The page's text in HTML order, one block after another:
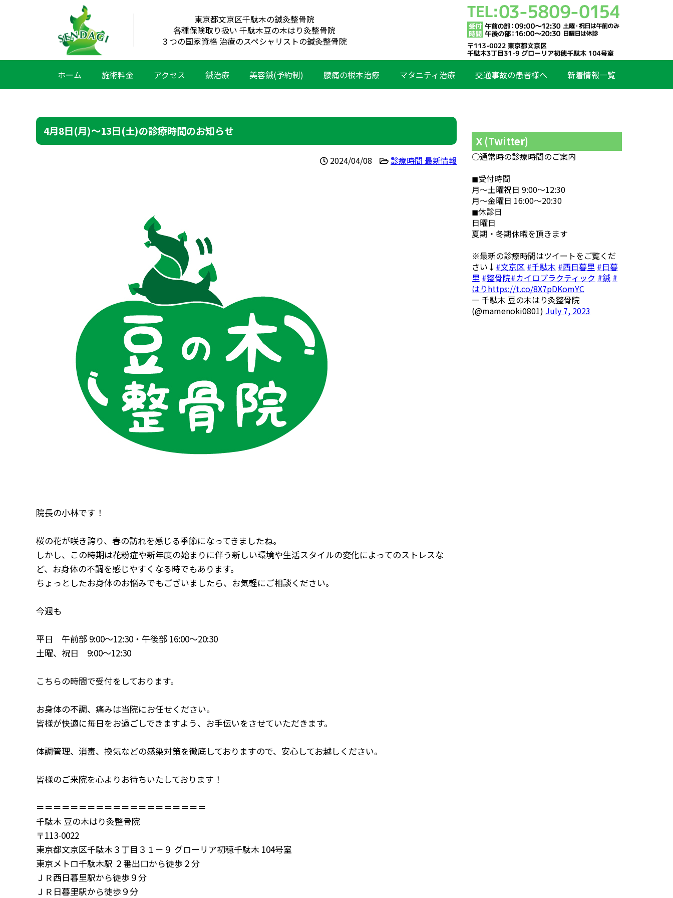
東京都文京区千駄木の鍼灸整骨院
各種保険取り扱い 千駄木豆の木はり灸整骨院
３つの国家資格 治療のスペシャリストの鍼灸整骨院
ホーム 施術料金 アクセス 鍼治療 美容鍼(予約制) 腰痛の根本治療 マタニティ治療 交通事故の患者様へ 新着情報一覧
4月8日(月)〜13日(土)の診療時間のお知らせ
2024/04/08 診療時間 最新情報
院長の小林です！
桜の花が咲き誇り、春の訪れを感じる季節になってきましたね。
しかし、この時期は花粉症や新年度の始まりに伴う新しい環境や生活スタイルの変化によってのストレスな
ど、お身体の不調を感じやすくなる時でもあります。
ちょっとしたお身体のお悩みでもございましたら、お気軽にご相談ください。
今週も
平日 午前部 9:00～12:30・午後部 16:00～20:30
土曜、祝日 9:00～12:30
こちらの時間で受付をしております。
お身体の不調、痛みは当院にお任せください。
皆様が快適に毎日をお過ごしできますよう、お手伝いをさせていただきます。
体調管理、消毒、換気などの感染対策を徹底しておりますので、安心してお越しください。
皆様のご来院を心よりお待ちいたしております！
＝＝＝＝＝＝＝＝＝＝＝＝＝＝＝＝＝＝＝＝
千駄木 豆の木はり灸整骨院
〒113-0022
東京都文京区千駄木３丁目３１－９ グローリア初穂千駄木 104号室
東京メトロ千駄木駅 ２番出口から徒歩２分
ＪＲ西日暮里駅から徒歩９分
ＪＲ日暮里駅から徒歩９分
Ｘ(Twitter)
○通常時の診療時間のご案内
◼︎受付時間
月〜土曜祝日 9:00〜12:30
月〜金曜日 16:00〜20:30
◼︎休診日
日曜日
夏期・冬期休暇を頂きます
※最新の診療時間はツイートをご覧くだ
さい↓ #文京区 #千駄木 #西日暮里 #日暮
里 #整骨院#カイロプラクティック #鍼 #
はりhttps://t.co/8X7pDKomYC
— 千駄木 豆の木はり灸整骨院
(@mamenoki0801) July 7, 2023